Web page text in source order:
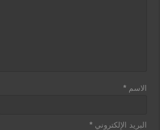
الاسم*
البريد الإلكتروني*